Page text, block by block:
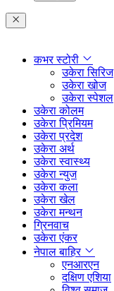
कभर स्टोरी
उकेरा सिरिज
उकेरा खोज
उकेरा स्पेशल
उकेरा कोलम
उकेरा प्रिमियम
उकेरा प्रदेश
उकेरा अर्थ
उकेरा स्वास्थ्य
उकेरा न्युज
उकेरा कला
उकेरा खेल
उकेरा मन्थन
ग्रिनवाच
उकेरा एंकर
नेपाल बाहिर
एनआरएन
दक्षिण एशिया